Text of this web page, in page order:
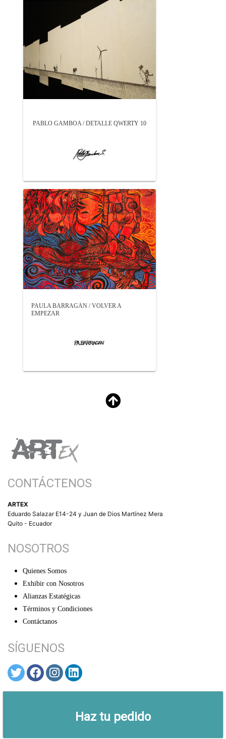
Haz tu pedido
PABLO GAMBOA / DETALLE QWERTY 10
PAULA BARRAGÁN / VOLVER A
EMPEZAR
CONTÁCTENOS
ARTEX
Eduardo Salazar E14-24 y Juan de Dios Martínez Mera
Quito - Ecuador
NOSOTROS
Quienes Somos
Exhibir con Nosotros
Alianzas Estatégicas
Términos y Condiciones
Contáctanos
SÍGUENOS